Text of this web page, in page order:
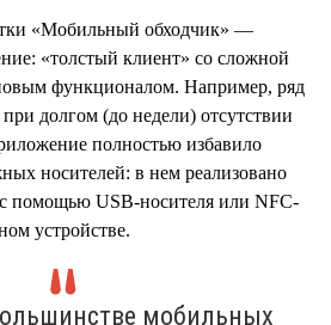
«Мобильный обходчик» —
«толстый клиент» со сложной
функционалом. Например, ряд
долгом (до недели) отсутствии
полностью избавило
носителей: в нем реализовано
помощью USB-носителя или NFC-
устройстве.
мобильных